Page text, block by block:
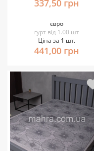
337,50 грн
євро
гурт від 1.00 шт
Ціна за 1 шт.
441,00 грн